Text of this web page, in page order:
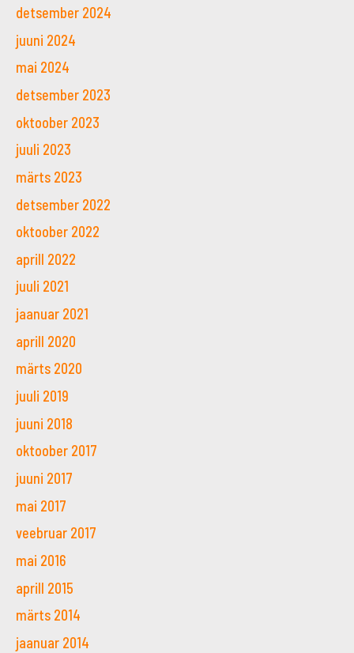
detsember 2024
juuni 2024
mai 2024
detsember 2023
oktoober 2023
juuli 2023
märts 2023
detsember 2022
oktoober 2022
aprill 2022
juuli 2021
jaanuar 2021
aprill 2020
märts 2020
juuli 2019
juuni 2018
oktoober 2017
juuni 2017
mai 2017
veebruar 2017
mai 2016
aprill 2015
märts 2014
jaanuar 2014